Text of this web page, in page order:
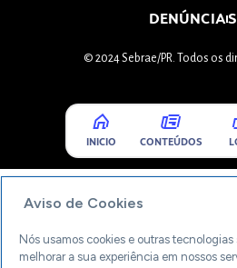
DENÚNCIA
© 2024 Sebrae/PR. Todos os
INICIO CONTEÚDOS
Aviso de Cookies
Nós usamos cookies e outras
melhorar a sua experiência em nossos